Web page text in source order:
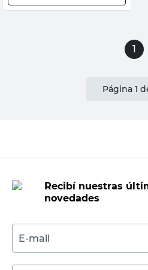
1
Página 1
Recibí nuestras
novedades
E-mail